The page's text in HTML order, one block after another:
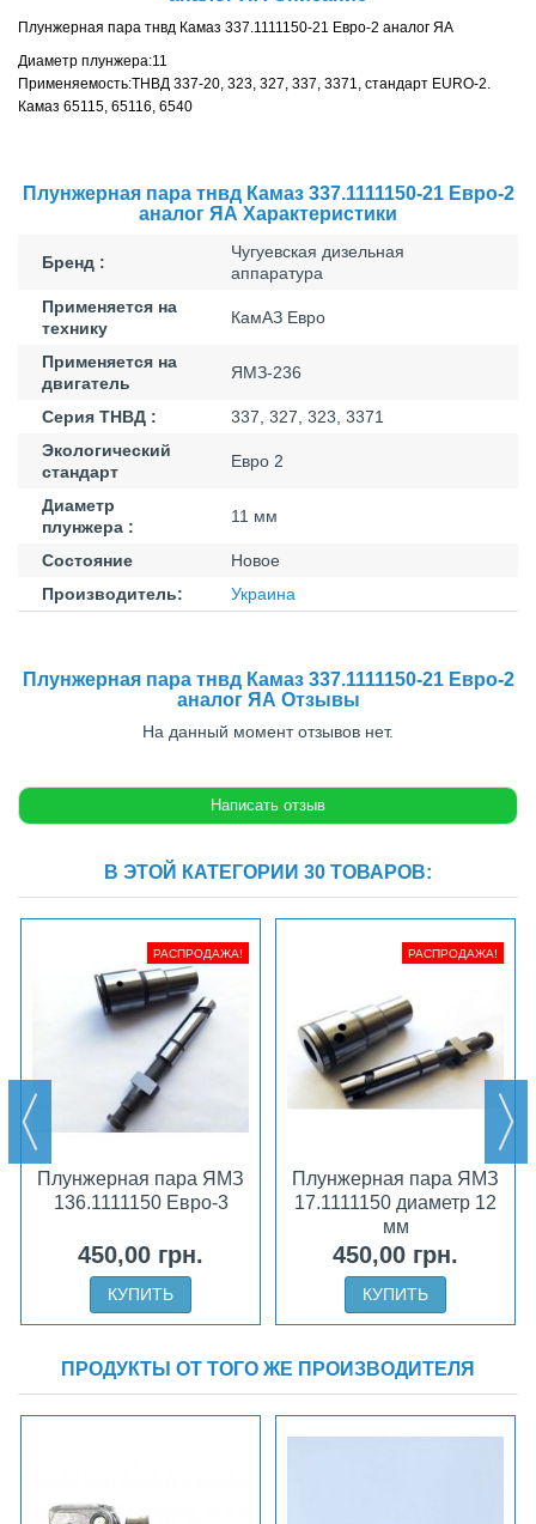
Плунжерная пара тнвд Камаз 337.1111150-21 Евро-2 аналог ЯА
Диаметр плунжера:11
Применяемость:ТНВД 337-20, 323, 327, 337, 3371, стандарт EURO-2.
Камаз 65115, 65116, 6540
Плунжерная пара тнвд Камаз 337.1111150-21 Евро-2
аналог ЯА Характеристики
Бренд :
Чугуевская дизельная
аппаратура
Применяется на
технику
КамАЗ Евро
Применяется на
двигатель
ЯМЗ-236
Серия ТНВД :
337, 327, 323, 3371
Экологический
стандарт
Евро 2
Диаметр
плунжера :
11 мм
Состояние
Новое
Производитель:
Украина
Плунжерная пара тнвд Камаз 337.1111150-21 Евро-2
аналог ЯА Отзывы
На данный момент отзывов нет.
В ЭТОЙ КАТЕГОРИИ 30 ТОВАРОВ:
РАСПРОДАЖА!
Плунжерная пара ЯМЗ
136.1111150 Евро-3
450,00 грн.
КУПИТЬ
РАСПРОДАЖА!
Плунжерная пара ЯМЗ
17.1111150 диаметр 12
мм
450,00 грн.
КУПИТЬ
ПРОДУКТЫ ОТ ТОГО ЖЕ ПРОИЗВОДИТЕЛЯ